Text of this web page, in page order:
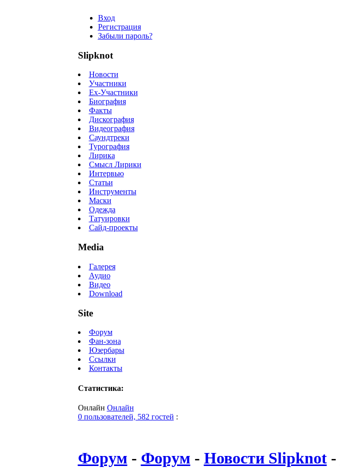
Вход
Регистрация
Забыли пароль?
Slipknot
Новости
Участники
Ex-Участники
Биография
Факты
Дискография
Видеография
Саундтреки
Турография
Лирика
Смысл Лирики
Интервью
Статьи
Инструменты
Маски
Одежда
Татуировки
Сайд-проекты
Media
Галерея
Аудио
Видео
Download
Site
Форум
Фан-зона
Юзербары
Ссылки
Контакты
Статистика:
Онлайн Онлайн
0 пользователей, 582 гостей :
Форум - Форум - Новости Slipknot-